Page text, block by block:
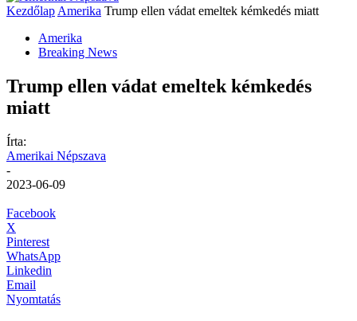
Kezdőlap Amerika Trump ellen vádat emeltek kémkedés miatt
Amerika
Breaking News
Trump ellen vádat emeltek kémkedés
miatt
Írta:
Amerikai Népszava
-
2023-06-09
Facebook
X
Pinterest
WhatsApp
Linkedin
Email
Nyomtatás